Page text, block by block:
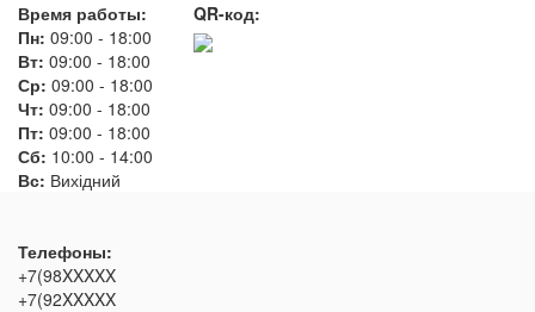
Время работы:
Пн: 09:00 - 18:00
Вт: 09:00 - 18:00
Ср: 09:00 - 18:00
Чт: 09:00 - 18:00
Пт: 09:00 - 18:00
Сб: 10:00 - 14:00
Вс: Вихідний
QR-код:
Телефоны:
+7(98XXXXX
+7(92XXXXX